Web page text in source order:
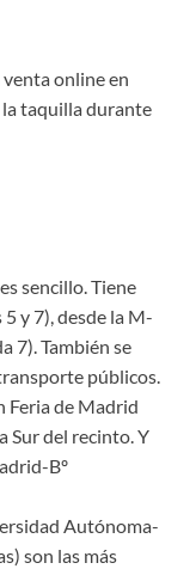
online en
taquilla durante
sencillo. Tiene
y 7), desde la M-
7). También se
públicos.
Feria de Madrid
Sur del recinto. Y
Bº
Autónoma-
son las más